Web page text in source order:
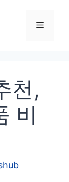
메
천,
비